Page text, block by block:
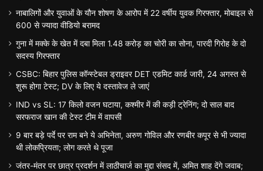
नाबालिगों और युवाओं के यौन शोषण के आरोप में 22 वर्षीय युवक गिरफ्तार, मोबाइल से
600 से ज्यादा वीडियो बरामद
गुना में मक्के के खेत में दबा मिला 1.48 करोड़ का चोरी का सोना, पारदी गिरोह के दो
सदस्य गिरफ्तार
CSBC: बिहार पुलिस कॉन्स्टेबल ड्राइवर DET एडमिट कार्ड जारी, 24 अगस्त से
शुरू होगा टेस्ट; DV के लिए ये दस्तावेज ले जाएं
IND vs SL: 17 किलो वजन घटाया, कश्मीर में की कड़ी ट्रेनिंग; दो साल बाद
सरफराज खान की टेस्ट टीम में वापसी
9 बार बड़े पर्दे पर राम बने ये अभिनेता, अरुण गोविल और रणबीर कपूर से भी ज्यादा
थी लोकप्रियता; लोग करते थे पूजा
जंतर-मंतर पर छात्र प्रदर्शन में लाठीचार्ज का मुद्दा संसद में, अमित शाह देंगे जवाब;